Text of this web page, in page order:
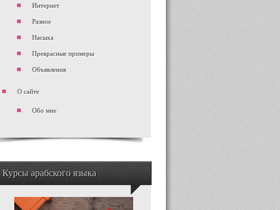
Интернет
Разное
Насыха
Прекрасные примеры
Объявления
О сайте
Обо мне
Курсы арабского языка